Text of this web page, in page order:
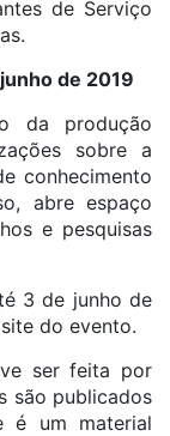
de Serviço
de 2019
da produção
sobre a
conhecimento
abre espaço
e pesquisas
3 de junho de
do evento.
ser feita por
são publicados
é um material